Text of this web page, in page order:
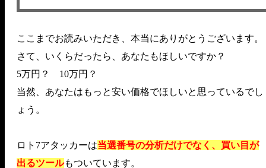
ここまでお読みいただき、本当にありがとうございます。
さて、いくらだったら、あなたもほしいですか？
5万円？ 10万円？
当然、あなたはもっと安い価格でほしいと思っているでし
ょう。
ロト7アタッカーは当選番号の分析だけでなく、買い目が
出るツールもついています。